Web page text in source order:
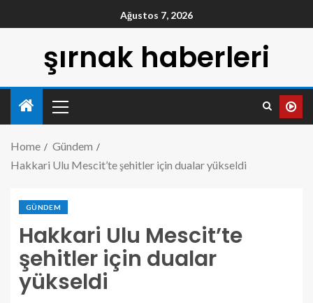
Ağustos 7, 2026
şırnak haberleri
Home
Gündem
Hakkari Ulu Mescit’te şehitler için dualar yükseldi
GÜNDEM
Hakkari Ulu Mescit’te
şehitler için dualar
yükseldi